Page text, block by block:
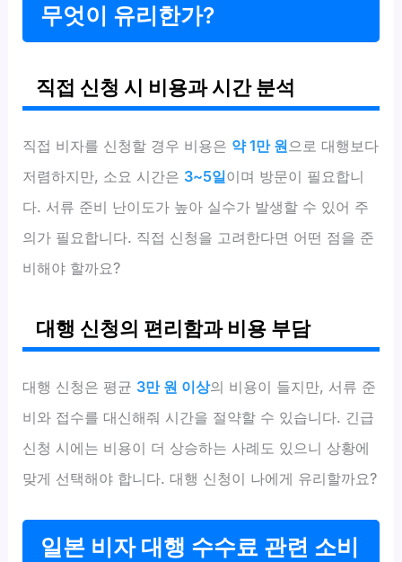
무엇이 유리한가?
직접 신청 시 비용과 시간 분석
직접 비자를 신청할 경우 비용은 약 1만 원으로 대행보다
저렴하지만, 소요 시간은 3~5일이며 방문이 필요합니
다. 서류 준비 난이도가 높아 실수가 발생할 수 있어 주
의가 필요합니다. 직접 신청을 고려한다면 어떤 점을 준
비해야 할까요?
대행 신청의 편리함과 비용 부담
대행 신청은 평균 3만 원 이상의 비용이 들지만, 서류 준
비와 접수를 대신해줘 시간을 절약할 수 있습니다. 긴급
신청 시에는 비용이 더 상승하는 사례도 있으니 상황에
맞게 선택해야 합니다. 대행 신청이 나에게 유리할까요?
일본 비자 대행 수수료 관련 소비